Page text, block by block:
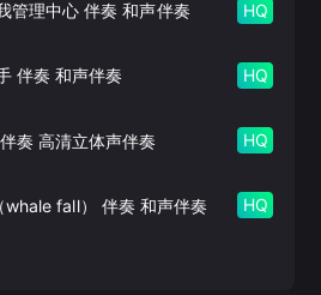
管理中心 伴奏 和声伴奏 HQ
伴奏 和声伴奏 HQ
奏 高清立体声伴奏 HQ
whale fall） 伴奏 和声伴奏 HQ